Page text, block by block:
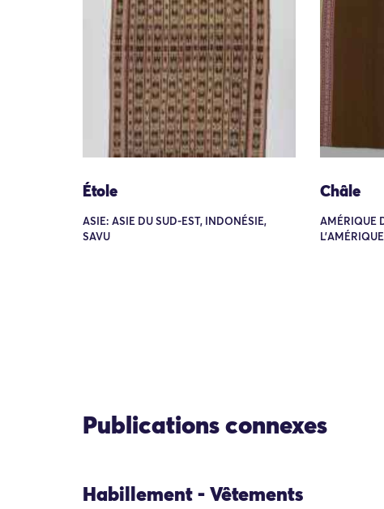
Étole
ASIE: ASIE DU SUD-EST, INDONÉSIE,
SAVU
Châle
AMÉRIQUE
Publications connexes
Habillement - Vêtements